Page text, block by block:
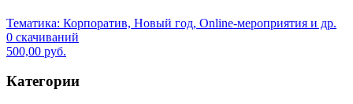
Тематика: Корпоратив, Новый год, Online-мероприятия и др.
0 скачиваний
500,00 руб.
Категории